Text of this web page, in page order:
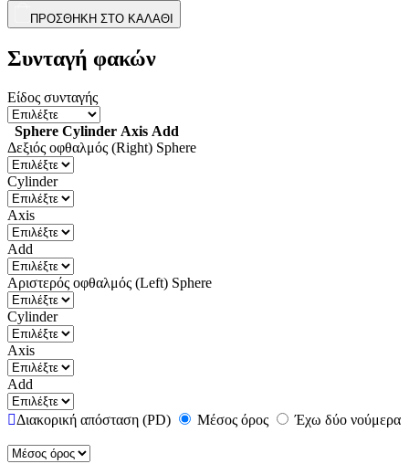
ΠΡΟΣΘΗΚΗ ΣΤΟ ΚΑΛΑΘΙ
Συνταγή φακών
Είδος συνταγής
Sphere Cylinder Axis Add
Δεξιός οφθαλμός (Right) Sphere
Cylinder
Axis
Add
Αριστερός οφθαλμός (Left) Sphere
Cylinder
Axis
Add
Διακορική απόσταση (PD) Μέσος όρος Έχω δύο νούμερα